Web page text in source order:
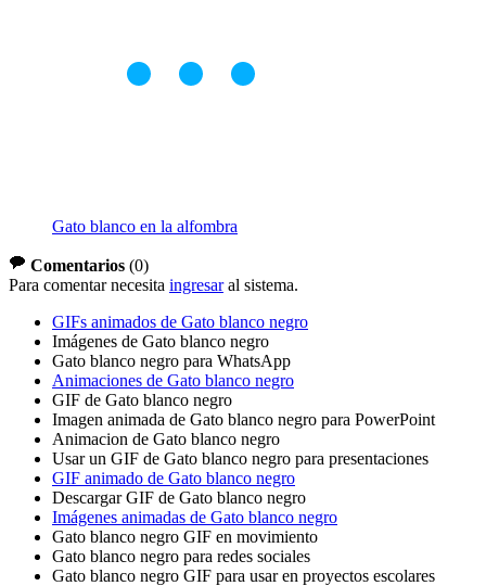
Gato blanco en la alfombra
Comentarios (0)
Para comentar necesita ingresaral sistema.
GIFs animados de Gato blanco negro
Imágenes de Gato blanco negro
Gato blanco negro para WhatsApp
Animaciones de Gato blanco negro
GIF de Gato blanco negro
Imagen animada de Gato blanco negro para PowerPoint
Animacion de Gato blanco negro
Usar un GIF de Gato blanco negro para presentaciones
GIF animado de Gato blanco negro
Descargar GIF de Gato blanco negro
Imágenes animadas de Gato blanco negro
Gato blanco negro GIF en movimiento
Gato blanco negro para redes sociales
Gato blanco negro GIF para usar en proyectos escolares